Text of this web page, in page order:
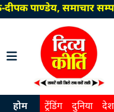
पाण्डेय, समाचार
होम ट्रेंडिंग दुनिया देश